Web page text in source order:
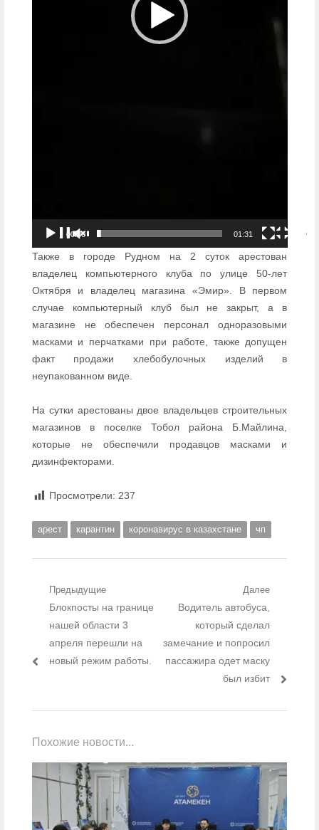
00:00 01:31
Также в городе Рудном на 2 суток арестован
владелец компьютерного клуба по улице 50-лет
Октября и владелец магазина «Эмир». В первом
случае компьютерный клуб был не закрыт, а в
магазине не обеспечен персонал одноразовыми
масками и перчатками при работе, также допущен
факт продажи хлебобулочных изделий в
неупакованном виде.
На сутки арестованы двое владельцев строительных
магазинов в поселке Тобол района Б.Майлина,
которые не обеспечили продавцов масками и
дизинфекторами.
Просмотрели: 237
арест карантин коронавирус в казахстане чп
Навигация по записям
Предыдущие
Предыдущий пост:
Блокпосты на границе
нашей области 3
апреля перешли на
новый режим работы.
Далее
Следующий пост:
Водитель автобуса,
который сделал
замечание и попросил
пассажира одет маску
был избит
Похожие новости...